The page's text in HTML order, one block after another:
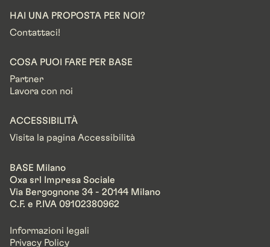
HAI UNA PROPOSTA PER NOI?
Contattaci!
COSA PUOI FARE PER BASE
Partner
Lavora con noi
ACCESSIBILITÀ
Visita la pagina Accessibilità
BASE Milano
Oxa srl Impresa Sociale
Via Bergognone 34 - 20144 Milano
C.F. e P.IVA 09102380962
Informazioni legali
Privacy Policy